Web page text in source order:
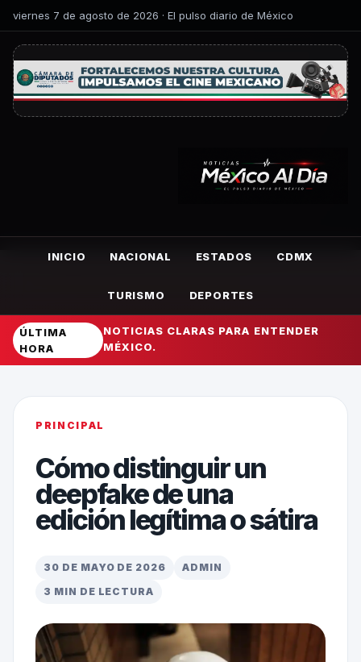
viernes 7 de agosto de 2026 · El pulso diario de México
INICIO NACIONAL ESTADOS CDMX
TURISMO DEPORTES
ÚLTIMA
HORA
NOTICIAS CLARAS PARA ENTENDER
MÉXICO.
PRINCIPAL
Cómo distinguir un
deepfake de una
edición legítima o sátira
30 DE MAYO DE 2026
ADMIN
3 MIN DE LECTURA